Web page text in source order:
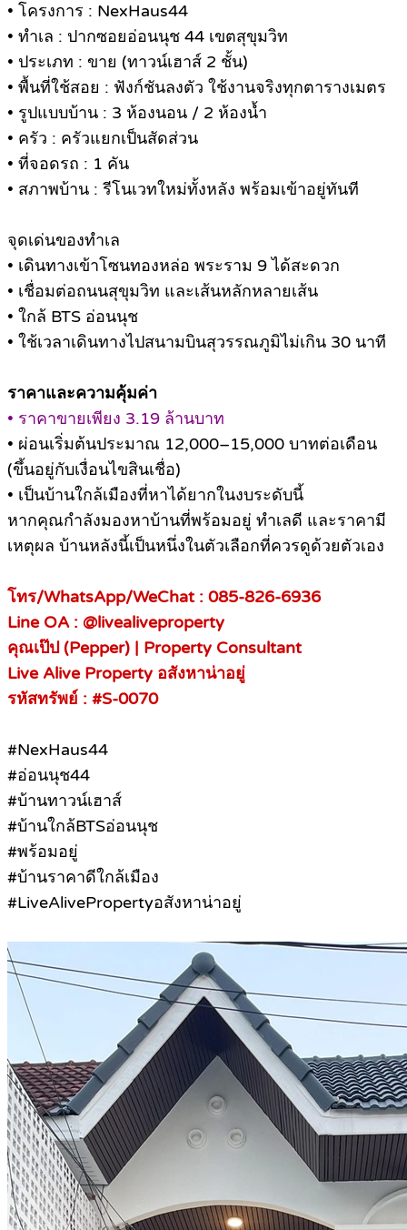
• โครงการ : NexHaus44
• ทำเล : ปากซอยอ่อนนุช 44 เขตสุขุมวิท
• ประเภท : ขาย (ทาวน์เฮาส์ 2 ชั้น)
• พื้นที่ใช้สอย : ฟังก์ชันลงตัว ใช้งานจริงทุกตารางเมตร
• รูปแบบบ้าน : 3 ห้องนอน / 2 ห้องน้ำ
• ครัว : ครัวแยกเป็นสัดส่วน
• ที่จอดรถ : 1 คัน
• สภาพบ้าน : รีโนเวทใหม่ทั้งหลัง พร้อมเข้าอยู่ทันที
จุดเด่นของทำเล
• เดินทางเข้าโซนทองหล่อ พระราม 9 ได้สะดวก
• เชื่อมต่อถนนสุขุมวิท และเส้นหลักหลายเส้น
• ใกล้ BTS อ่อนนุช
• ใช้เวลาเดินทางไปสนามบินสุวรรณภูมิไม่เกิน 30 นาที
ราคาและความคุ้มค่า
• ราคาขายเพียง 3.19 ล้านบาท
• ผ่อนเริ่มต้นประมาณ 12,000–15,000 บาทต่อเดือน
(ขึ้นอยู่กับเงื่อนไขสินเชื่อ)
• เป็นบ้านใกล้เมืองที่หาได้ยากในงบระดับนี้
หากคุณกำลังมองหาบ้านที่พร้อมอยู่ ทำเลดี และราคามี
เหตุผล บ้านหลังนี้เป็นหนึ่งในตัวเลือกที่ควรดูด้วยตัวเอง
โทร/WhatsApp/WeChat : 085-826-6936
Line OA : @livealiveproperty
คุณเป๊ป (Pepper) | Property Consultant
Live Alive Property อสังหาน่าอยู่
รหัสทรัพย์ : #S-0070
#NexHaus44
#อ่อนนุช44
#บ้านทาวน์เฮาส์
#บ้านใกล้BTSอ่อนนุช
#พร้อมอยู่
#บ้านราคาดีใกล้เมือง
#LiveAlivePropertyอสังหาน่าอยู่